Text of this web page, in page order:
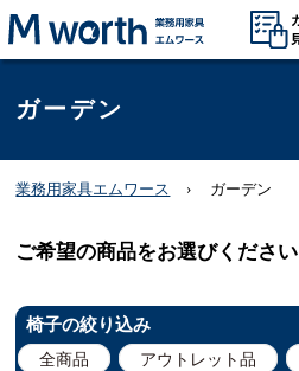
ガーデン
業務用家具エムワース ガーデン
ご希望の商品をお選びください
椅子の絞り込み
全商品 アウトレット品